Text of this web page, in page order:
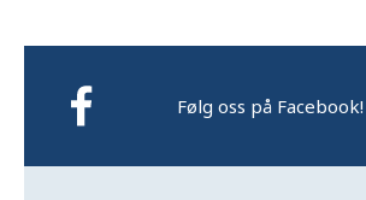
Følg oss på Facebook!